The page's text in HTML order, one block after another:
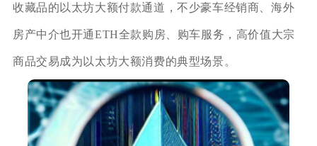
收藏品的以太坊大额付款通道，不少豪车经销商、海外
房产中介也开通ETH全款购房、购车服务，高价值大宗
商品交易成为以太坊大额消费的典型场景。